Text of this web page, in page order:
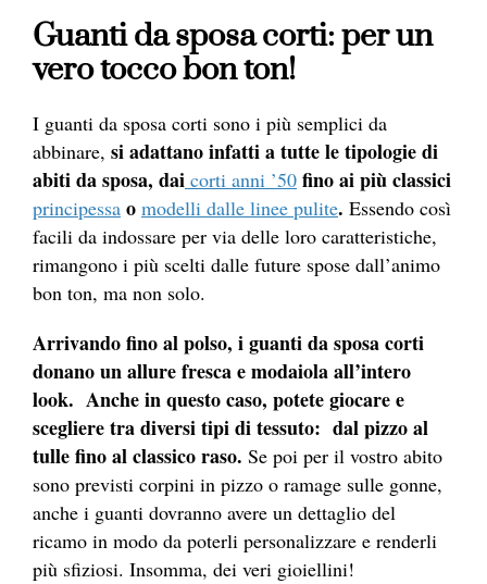
Guanti da sposa corti: per un
vero tocco bon ton!
I guanti da sposa corti sono i più semplici da
abbinare, si adattano infatti a tutte le tipologie di
abiti da sposa, dai corti anni ’50 fino ai più classici
principessa o modelli dalle linee pulite. Essendo così
facili da indossare per via delle loro caratteristiche,
rimangono i più scelti dalle future spose dall’animo
bon ton, ma non solo.
Arrivando fino al polso, i guanti da sposa corti
donano un allure fresca e modaiola all’intero
look. Anche in questo caso, potete giocare e
scegliere tra diversi tipi di tessuto: dal pizzo al
tulle fino al classico raso. Se poi per il vostro abito
sono previsti corpini in pizzo o ramage sulle gonne,
anche i guanti dovranno avere un dettaglio del
ricamo in modo da poterli personalizzare e renderli
più sfiziosi. Insomma, dei veri gioiellini!